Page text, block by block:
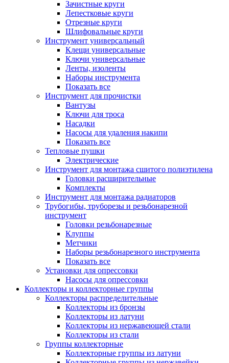
Зачистные круги
Лепестковые круги
Отрезные круги
Шлифовальные круги
Инструмент универсальный
Клещи универсальные
Ключи универсальные
Ленты, изоленты
Наборы инструмента
Показать все
Инструмент для прочистки
Вантузы
Ключи для троса
Насадки
Насосы для удаления накипи
Показать все
Тепловые пушки
Электрические
Инструмент для монтажа сшитого полиэтилена
Головки расширительные
Комплекты
Инструмент для монтажа радиаторов
Трубогибы, труборезы и резьбонарезной
инструмент
Головки резьбонарезные
Клуппы
Метчики
Наборы резьбонарезного инструмента
Показать все
Установки для опрессовки
Насосы для опрессовки
Коллекторы и коллекторные группы
Коллекторы распределительные
Коллекторы из бронзы
Коллекторы из латуни
Коллекторы из нержавеющей стали
Коллекторы из стали
Группы коллекторные
Коллекторные группы из латуни